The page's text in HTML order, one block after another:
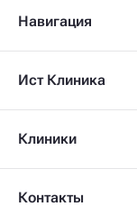
Навигация
Ист Клиника
Клиники
Контакты